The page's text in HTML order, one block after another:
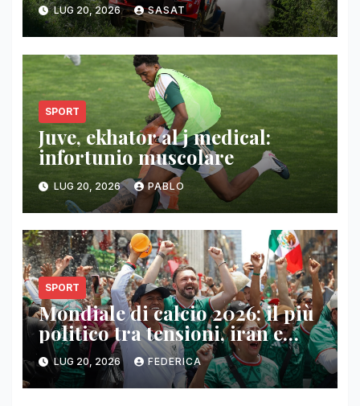
LUG 20, 2026 SASAT
SPORT
Juve, ekhator al j medical:
infortunio muscolare
LUG 20, 2026 PABLO
SPORT
Mondiale di calcio 2026: il più
politico tra tensioni, iran e
falkland
LUG 20, 2026 FEDERICA